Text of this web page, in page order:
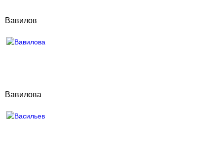
Вавилов
Вавилова